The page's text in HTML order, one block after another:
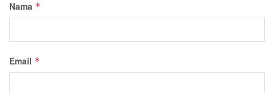
Nama *
Email *